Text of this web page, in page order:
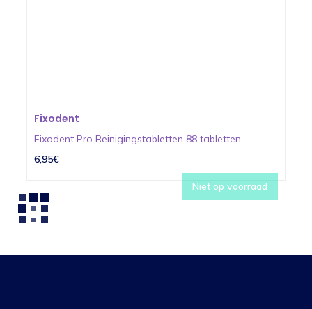
Fixodent
Fixodent Pro Reinigingstabletten 88 tabletten
6,95€
Niet op voorraad